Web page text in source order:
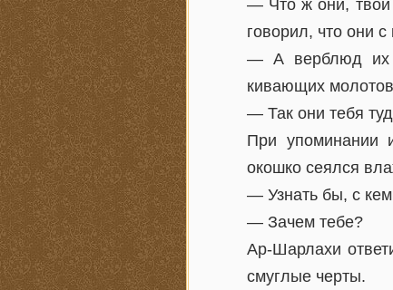
— Что ж они,
говорил, что они
— А верблюд их
кивающих
— Так они тебя
При упоминании
окошко сеялся
— Узнать бы, с
— Зачем тебе?
Ар-Шарлахи
смуглые черты.